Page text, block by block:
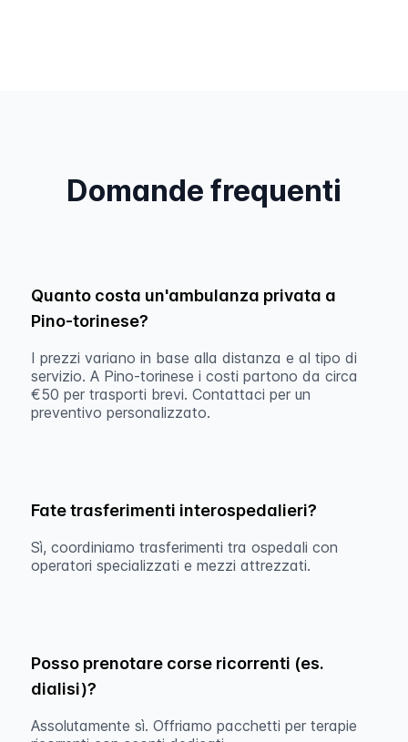
Domande frequenti
Quanto costa un'ambulanza privata a
Pino-torinese?
I prezzi variano in base alla distanza e al tipo di
servizio. A Pino-torinese i costi partono da circa
€50 per trasporti brevi. Contattaci per un
preventivo personalizzato.
Fate trasferimenti interospedalieri?
Sì, coordiniamo trasferimenti tra ospedali con
operatori specializzati e mezzi attrezzati.
Posso prenotare corse ricorrenti (es.
dialisi)?
Assolutamente sì. Offriamo pacchetti per terapie